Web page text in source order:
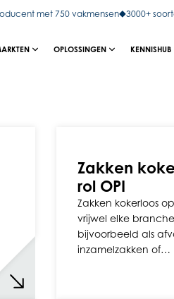
met 750 vakmensen 3000+
OPLOSSINGEN KENNISHUB
Zakken
rol OPI
Zakken kokerloos
vrijwel elke
bijvoorbeeld als
inzamelzakken of…